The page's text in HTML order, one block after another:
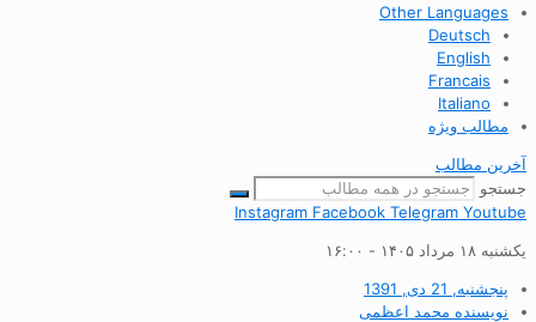
Other Languages
Deutsch
English
Francais
Italiano
مطالب ویژه
آخرین مطالب
جستجو
Instagram Facebook Telegram Youtube
یکشنبه ۱۸ مرداد ۱۴۰۵ - ۱۶:۰۰
پنجشنبه, 21 دی, 1391
نویسنده محمد اعظمی